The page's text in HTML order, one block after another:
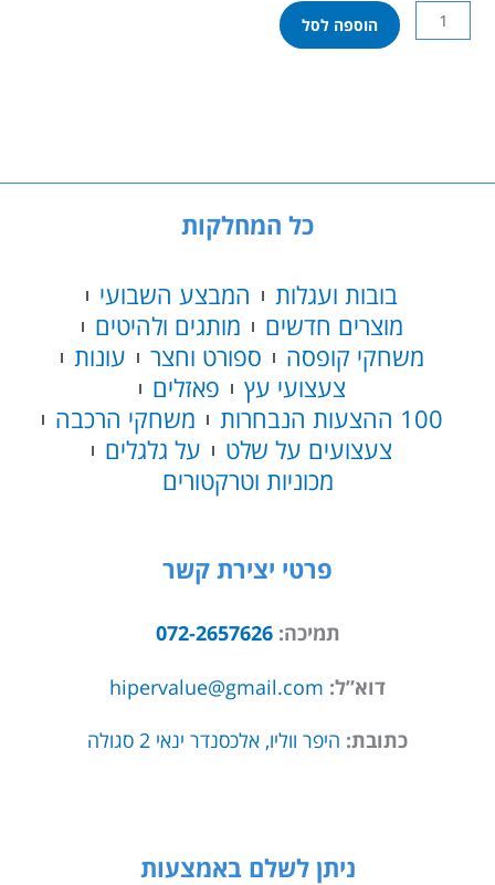
כמות
של
ג'ונגל
הוספה לסל
כל המחלקות
בובות ועגלות
המבצע השבועי
מוצרים חדשים
מותגים ולהיטים
משחקי קופסה
ספורט וחצר
עונות
צעצועי עץ
פאזלים
100 ההצעות הנבחרות
משחקי הרכבה
צעצועים על שלט
על גלגלים
מכוניות וטרקטורים
פרטי יצירת קשר
תמיכה:072-2657626
דוא”ל: hipervalue@gmail.com
כתובת: היפר ווליו, אלכסנדר ינאי 2 סגולה
ניתן לשלם באמצעות